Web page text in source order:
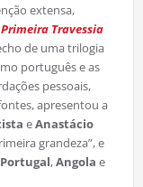
extensa,
Travessia
de uma trilogia
português e as
pessoais,
apresentou a
eAnastácio
grandeza”, e
Portugal,Angola e